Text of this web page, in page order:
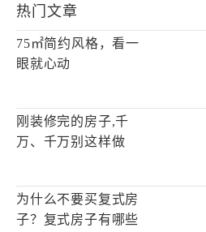
热门文章
75㎡简约风格，看一
眼就心动
刚装修完的房子,千
万、千万别这样做
为什么不要买复式房
子？复式房子有哪些